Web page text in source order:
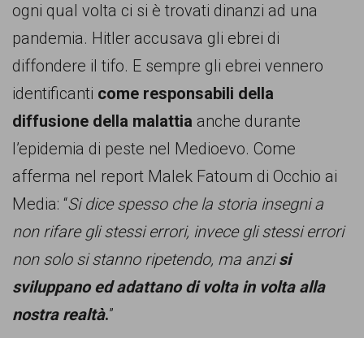
ogni qual volta ci si è trovati dinanzi ad una
pandemia. Hitler accusava gli ebrei di
diffondere il tifo. E sempre gli ebrei vennero
identificanti come responsabili della
diffusione della malattia anche durante
l’epidemia di peste nel Medioevo. Come
afferma nel report Malek Fatoum di Occhio ai
Media: “Si dice spesso che la storia insegni a
non rifare gli stessi errori, invece gli stessi errori
non solo si stanno ripetendo, ma anzisi
sviluppano ed adattano di volta in volta alla
nostra realtà.”